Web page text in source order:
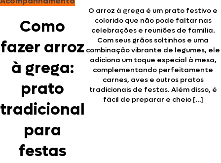
Como
fazer arroz
à grega:
prato
tradicional
para
festas
O arroz à grega é um prato festivo e
colorido que não pode faltar nas
celebrações e reuniões de família.
Com seus grãos soltinhos e uma
combinação vibrante de legumes, ele
adiciona um toque especial à mesa,
complementando perfeitamente
carnes, aves e outros pratos
tradicionais de festas. Além disso, é
fácil de preparar e cheio […]